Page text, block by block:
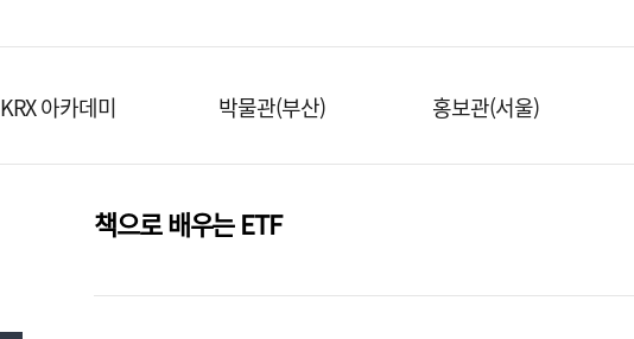
KRX 아카데미 박물관(부산) 홍보관(서울)
책으로 배우는 ETF